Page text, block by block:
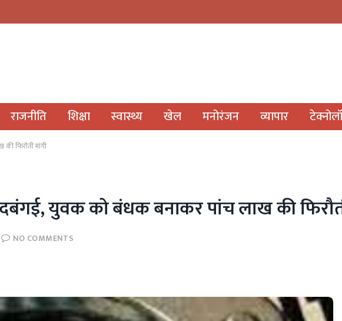
राजनीति शिक्षा स्वास्थ्य खेल मनोरंजन व्यापार
फिरौती मांगी
युवक को बंधक बनाकर पांच लाख की
NO COMMENTS